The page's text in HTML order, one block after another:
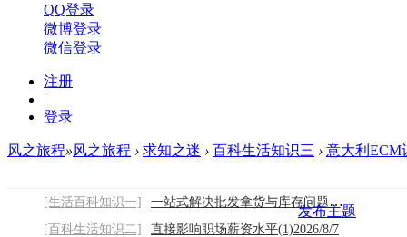
QQ登录
微博登录
微信登录
注册
|
登录
风之旅程»风之旅程 › 求知之迷 › 百科生活知识三 › 意大利ECM
[生活百科知识一]
一站式解决批发拿货与库存问题2026/8/7
[百科生活知识二]
直接影响职场薪资水平(1)2026/8/7
发布主题